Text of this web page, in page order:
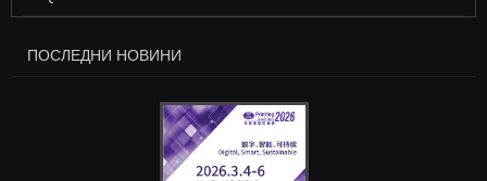
ПОСЛЕДНИ НОВИНИ